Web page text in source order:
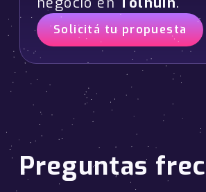
Solicitá tu propuesta
Preguntas